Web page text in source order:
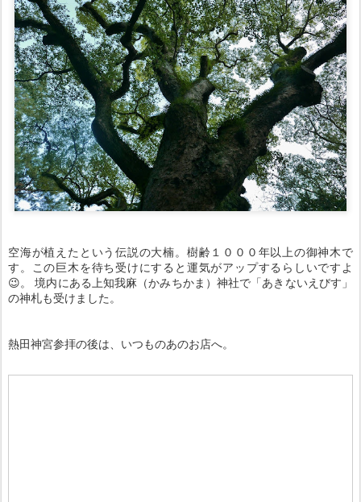
空海が植えたという伝説の大楠。樹齢１０００年以上の御神木で
す。この巨木を待ち受けにすると運気がアップするらしいですよ
😉。 境内にある上知我麻（かみちかま）神社で「あきないえびす」
の神札も受けました。
熱田神宮参拝の後は、いつものあのお店へ。